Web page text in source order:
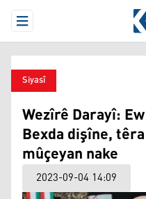
Open Menu
Siyasî
Wezîrê Darayî:
Bexda dişîne,
mûçeyan nake
2023-09-04 14:09